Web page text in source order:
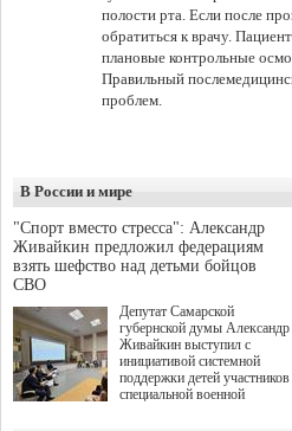
полости рта. Если после
обратиться к врачу.
плановые контрольные
Правильный
проблем.
В России и мире
"Спорт вместо стресса": Александр
Живайкин предложил федерациям
взять шефство над детьми бойцов
СВО
Депутат Самарской
губернской думы Александр
Живайкин выступил с
инициативой системной
поддержки детей участников
специальной военной